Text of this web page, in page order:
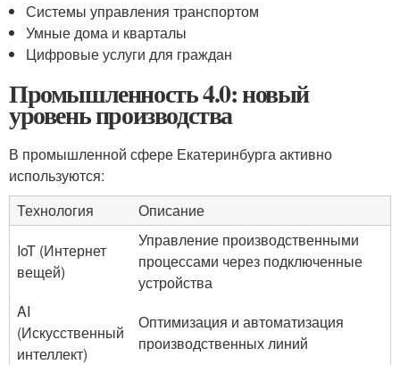
Системы управления транспортом
Умные дома и кварталы
Цифровые услуги для граждан
Промышленность 4.0: новый
уровень производства
В промышленной сфере Екатеринбурга активно
используются:
Технология
Описание
IoT (Интернет
вещей)
Управление производственными
процессами через подключенные
устройства
AI
(Искусственный
интеллект)
Оптимизация и автоматизация
производственных линий